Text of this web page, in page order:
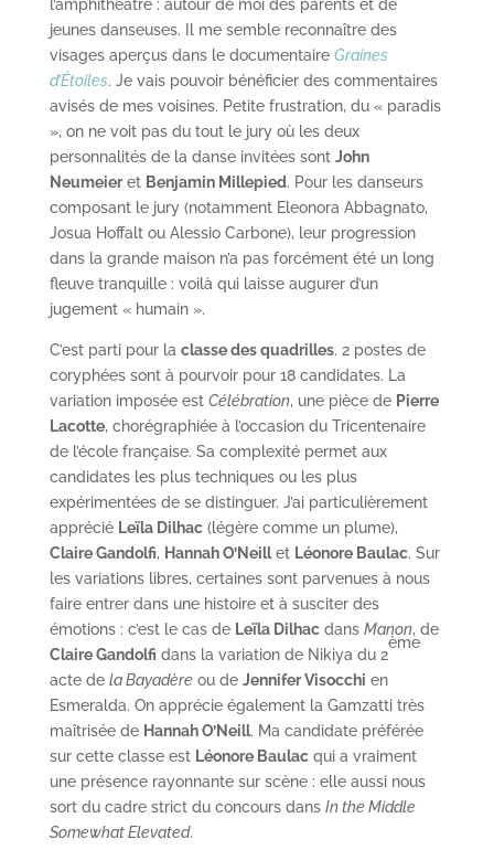
l’amphithéâtre : autour de moi des parents et de
jeunes danseuses. Il me semble reconnaître des
visages aperçus dans le documentaire Graines
d’Étoiles. Je vais pouvoir bénéficier des commentaires
avisés de mes voisines. Petite frustration, du « paradis
», on ne voit pas du tout le jury où les deux
personnalités de la danse invitées sont John
Neumeieret Benjamin Millepied. Pour les danseurs
composant le jury (notamment Eleonora Abbagnato,
Josua Hoffalt ou Alessio Carbone), leur progression
dans la grande maison n’a pas forcément été un long
fleuve tranquille : voilà qui laisse augurer d’un
jugement « humain ».
C’est parti pour la classe des quadrilles. 2 postes de
coryphées sont à pourvoir pour 18 candidates. La
variation imposée est Célébration, une pièce de Pierre
Lacotte, chorégraphiée à l’occasion du Tricentenaire
de l’école française. Sa complexité permet aux
candidates les plus techniques ou les plus
expérimentées de se distinguer. J’ai particulièrement
apprécié Leïla Dilhac(légère comme un plume),
Claire Gandolfi, Hannah O’Neillet Léonore Baulac. Sur
les variations libres, certaines sont parvenues à nous
faire entrer dans une histoire et à susciter des
émotions : c’est le cas de Leïla Dilhacdans Manon, de
Claire Gandolfi dans la variation de Nikiya du 2
ème
acte de la Bayadère ou de Jennifer Visocchi en
Esmeralda. On apprécie également la Gamzatti très
maîtrisée de Hannah O’Neill. Ma candidate préférée
sur cette classe est Léonore Baulacqui a vraiment
une présence rayonnante sur scène : elle aussi nous
sort du cadre strict du concours dans In the Middle
Somewhat Elevated.